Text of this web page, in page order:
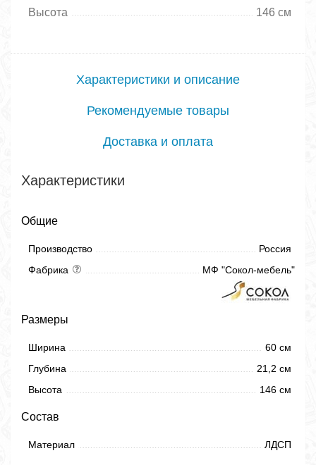
Высота
146 см
Характеристики и описание
Рекомендуемые товары
Доставка и оплата
Характеристики
Общие
Производство
Россия
Фабрика
МФ "Сокол-мебель"
Размеры
Ширина
60 см
Глубина
21,2 см
Высота
146 см
Состав
Материал ЛДСП